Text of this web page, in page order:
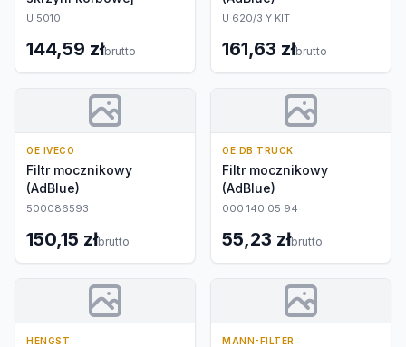
U 5010
144,59 złbrutto
U 620/3 Y KIT
161,63 złbrutto
OE IVECO
Filtr mocznikowy
(AdBlue)
500086593
150,15 złbrutto
OE DB TRUCK
Filtr mocznikowy
(AdBlue)
000 140 05 94
55,23 złbrutto
HENGST MANN-FILTER